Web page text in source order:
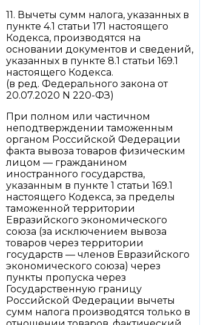
11. Вычеты сумм налога, указанных в
пункте 4.1 статьи 171 настоящего
Кодекса, производятся на
основании документов и сведений,
указанных в пункте 8.1 статьи 169.1
настоящего Кодекса.
(в ред. Федерального закона от
20.07.2020 N 220-ФЗ)
При полном или частичном
неподтверждении таможенным
органом Российской Федерации
факта вывоза товаров физическим
лицом — гражданином
иностранного государства,
указанным в пункте 1 статьи 169.1
настоящего Кодекса, за пределы
таможенной территории
Евразийского экономического
союза (за исключением вывоза
товаров через территории
государств — членов Евразийского
экономического союза) через
пункты пропуска через
Государственную границу
Российской Федерации вычеты
сумм налога производятся только в